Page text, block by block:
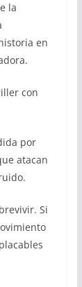
la
en
con
por
atacan
Si